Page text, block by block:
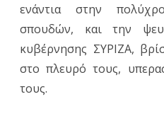
ενάντια στην
σπουδών, και την
κυβέρνησης ΣΥΡΙΖΑ,
στο πλευρό τους,
τους.